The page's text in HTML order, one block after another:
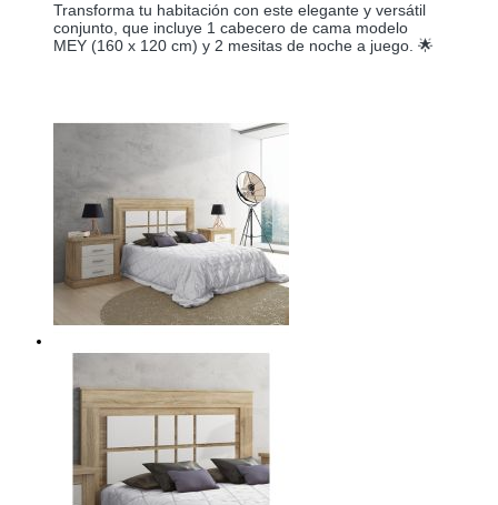
Transforma tu habitación con este elegante y versátil
conjunto, que incluye 1 cabecero de cama modelo
MEY (160 x 120 cm) y 2 mesitas de noche a juego. 🌟